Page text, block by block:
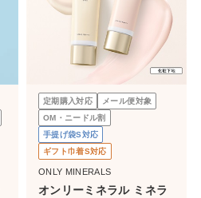
定期購入対応
メール便対象
OM・ニードル割
手提げ袋S対応
ギフト巾着S対応
ONLY MINERALS
オンリーミネラル ミネラ